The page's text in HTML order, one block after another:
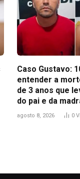
Caso Gustavo:
entender a
de 3 anos que
do pai e da
agosto 8, 2026 0